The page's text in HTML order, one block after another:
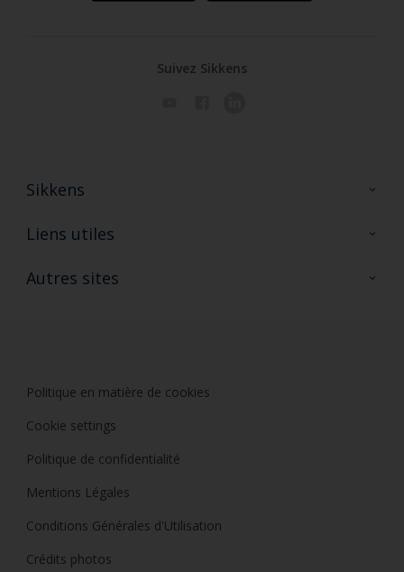
Suivez Sikkens
Sikkens
A propos de Sikkens
Liens utiles
Ouvrir un magasin PASS
Autres sites
Politique en matière de cookies
Cookie settings
Politique de confidentialité
Mentions Légales
Conditions Générales d'Utilisation
Crédits photos